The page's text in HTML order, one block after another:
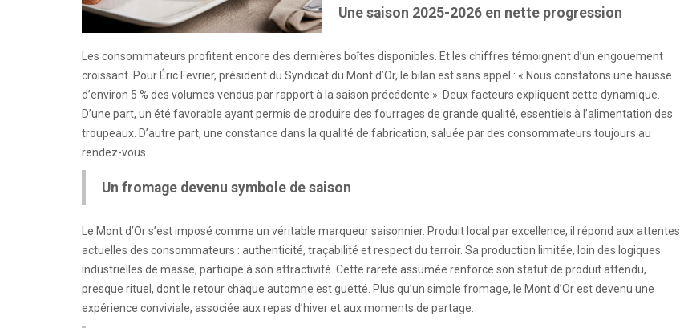
Une saison 2025-2026 en nette progression
Les consommateurs profitent encore des dernières boîtes disponibles. Et les chiffres témoignent d’un engouement
croissant. Pour Éric Fevrier, président du Syndicat du Mont d’Or, le bilan est sans appel : « Nous constatons une hausse
d’environ 5 % des volumes vendus par rapport à la saison précédente ». Deux facteurs expliquent cette dynamique.
D’une part, un été favorable ayant permis de produire des fourrages de grande qualité, essentiels à l’alimentation des
troupeaux. D’autre part, une constance dans la qualité de fabrication, saluée par des consommateurs toujours au
rendez-vous.
Un fromage devenu symbole de saison
Le Mont d’Or s’est imposé comme un véritable marqueur saisonnier. Produit local par excellence, il répond aux attentes
actuelles des consommateurs : authenticité, traçabilité et respect du terroir. Sa production limitée, loin des logiques
industrielles de masse, participe à son attractivité. Cette rareté assumée renforce son statut de produit attendu,
presque rituel, dont le retour chaque automne est guetté. Plus qu’un simple fromage, le Mont d’Or est devenu une
expérience conviviale, associée aux repas d’hiver et aux moments de partage.